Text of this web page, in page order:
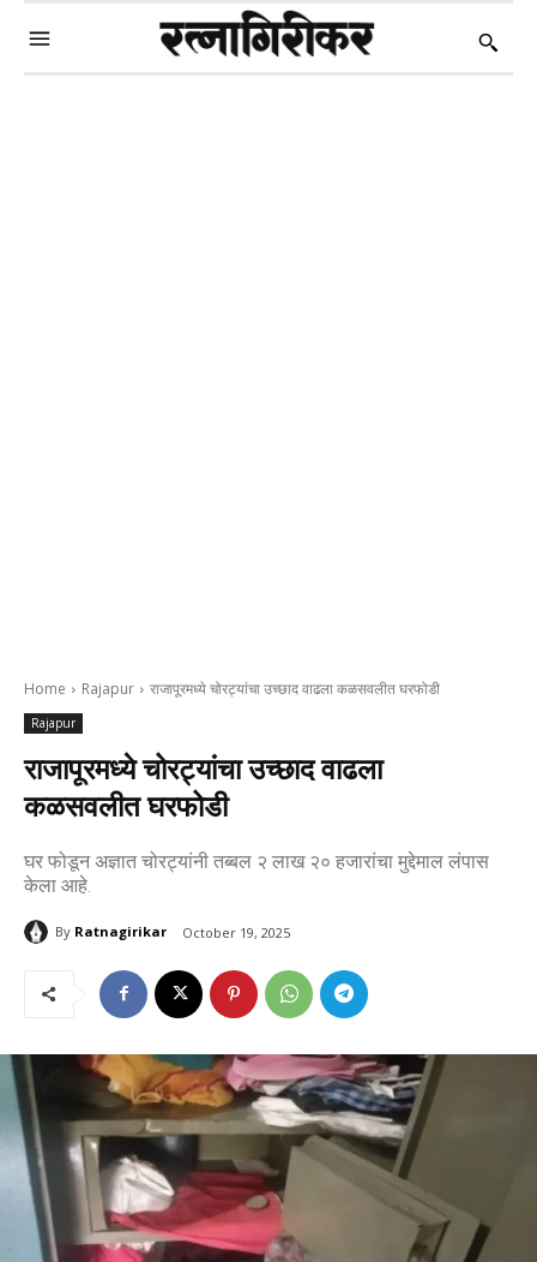
Home Rajapur राजापूरमध्ये चोरट्यांचा उच्छाद वाढला कळसवलीत घरफोडी
Rajapur
राजापूरमध्ये चोरट्यांचा उच्छाद वाढला
कळसवलीत घरफोडी
घर फोडून अज्ञात चोरट्यांनी तब्बल २ लाख २० हजारांचा मुद्देमाल लंपास
केला आहे.
By Ratnagirikar October 19, 2025